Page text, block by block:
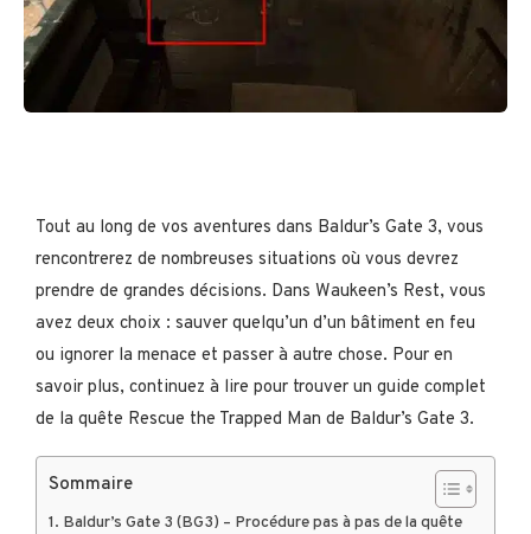
Tout au long de vos aventures dans Baldur’s Gate 3, vous
rencontrerez de nombreuses situations où vous devrez
prendre de grandes décisions. Dans Waukeen’s Rest, vous
avez deux choix : sauver quelqu’un d’un bâtiment en feu
ou ignorer la menace et passer à autre chose. Pour en
savoir plus, continuez à lire pour trouver un guide complet
de la quête Rescue the Trapped Man de Baldur’s Gate 3.
Sommaire
Baldur’s Gate 3 (BG3) – Procédure pas à pas de la quête